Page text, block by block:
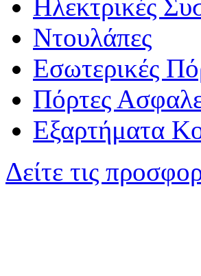
Ηλεκτρικές
Ντουλάπες
Εσωτερικές
Πόρτες
Εξαρτήματα
Δείτε τις